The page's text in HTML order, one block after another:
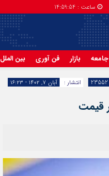
ساعت : 14:59:55
جامعه بازار فن آوری بین الملل
انتشار : آبان ۷, ۱۴۰۲ - ۱۶:۲۳ 23552